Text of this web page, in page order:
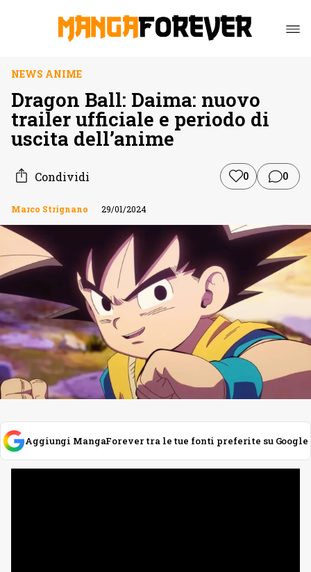
NEWS ANIME
Dragon Ball: Daima: nuovo
trailer ufficiale e periodo di
uscita dell’anime
Condividi 0 0
Marco Strignano 29/01/2024
Aggiungi MangaForever tra le tue fonti preferite su Google